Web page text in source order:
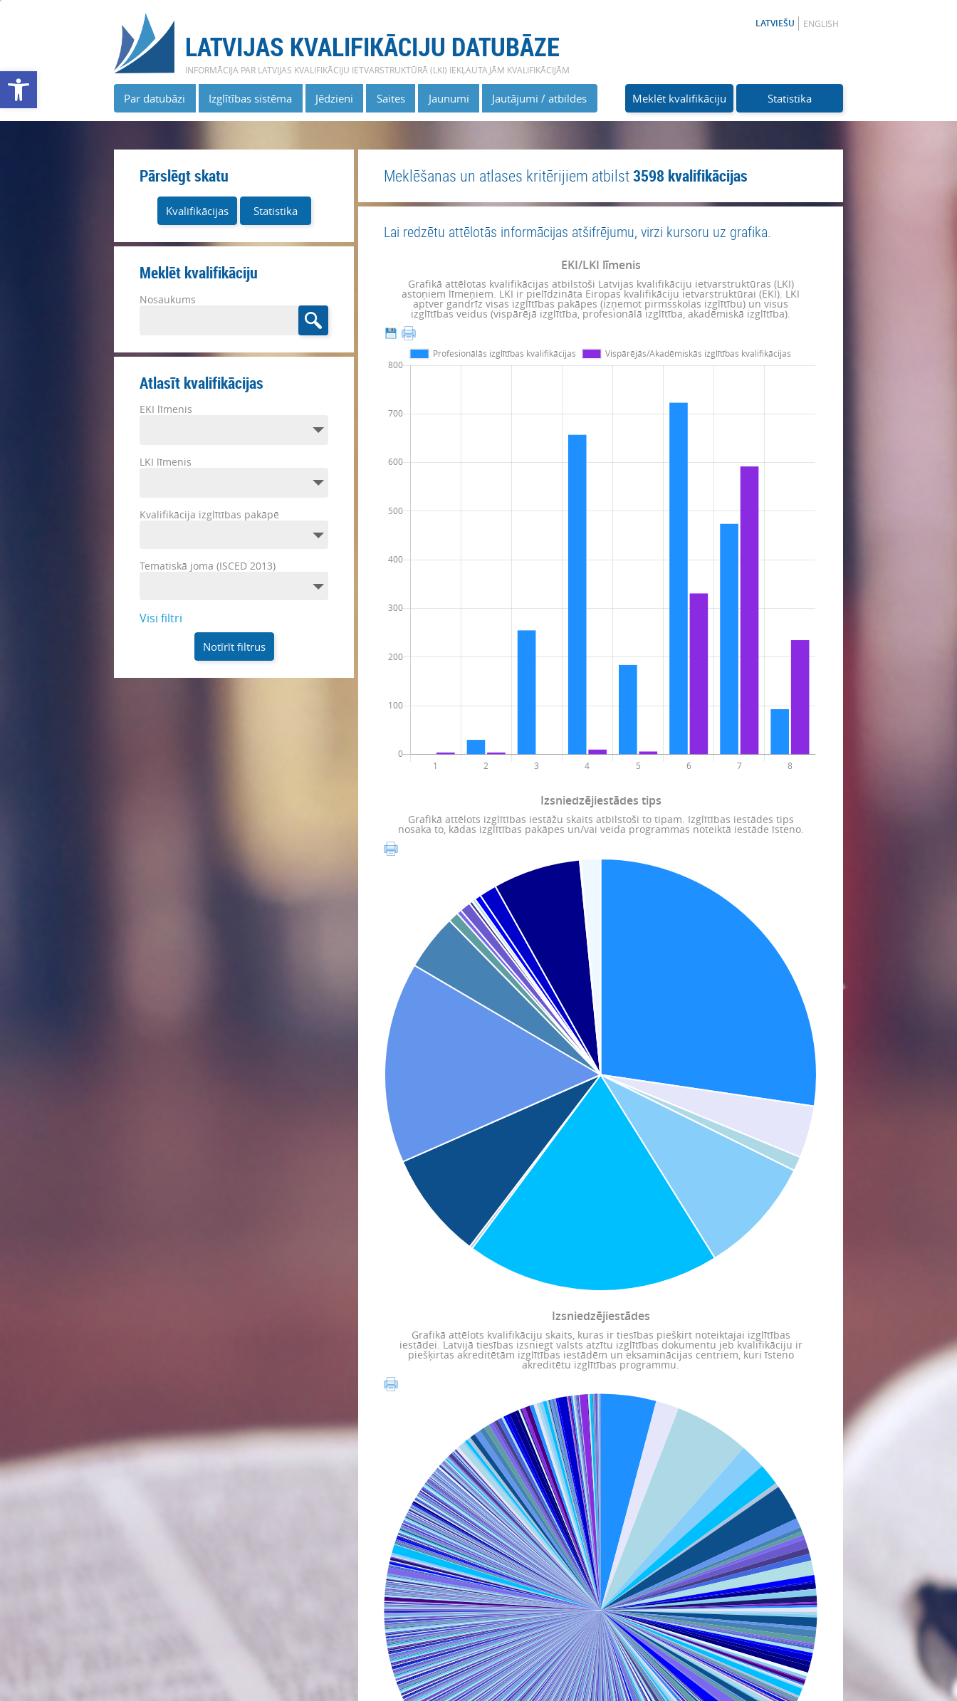
Open toolbar
LATVIEŠU ENGLISH
LATVIJAS KVALIFIKĀCIJU DATUBĀZE
INFORMĀCIJA PAR LATVIJAS KVALIFIKĀCIJU IETVARSTRUKTŪRĀ (LKI) IEKĻAUTAJĀM KVALIFIKĀCIJĀM
Par datubāzi Izglītības sistēma Jēdzieni Saites Jaunumi Jautājumi / atbildes Meklēt kvalifikāciju Statistika
Pārslēgt skatu
Kvalifikācijas Statistika
Meklēt kvalifikāciju
Nosaukums
Atlasīt kvalifikācijas
EKI līmenis
LKI līmenis
Kvalifikācija izglītības pakāpē
Tematiskā joma (ISCED 2013)
Visi filtri
Notīrīt filtrus
Meklēšanas un atlases kritērijiem atbilst3598 kvalifikācijas
Lai redzētu attēlotās informācijas atšifrējumu, virzi kursoru uz grafika.
EKI/LKI līmenis
Grafikā attēlotas kvalifikācijas atbilstoši Latvijas kvalifikāciju ietvarstruktūras (LKI)
astoņiem līmeņiem. LKI ir pielīdzināta Eiropas kvalifikāciju ietvarstruktūrai (EKI). LKI
aptver gandrīz visas izglītības pakāpes (izņemot pirmsskolas izglītību) un visus
izglītības veidus (vispārējā izglītība, profesionālā izglītība, akadēmiskā izglītība).
Izsniedzējiestādes tips
Grafikā attēlots izglītības iestāžu skaits atbilstoši to tipam. Izglītības iestādes tips
nosaka to, kādas izglītības pakāpes un/vai veida programmas noteiktā iestāde īsteno.
Izsniedzējiestādes
Grafikā attēlots kvalifikāciju skaits, kuras ir tiesības piešķirt noteiktajai izglītības
iestādei. Latvijā tiesības izsniegt valsts atzītu izglītības dokumentu jeb kvalifikāciju ir
piešķirtas akreditētām izglītības iestādēm un eksaminācijas centriem, kuri īsteno
akreditētu izglītības programmu.